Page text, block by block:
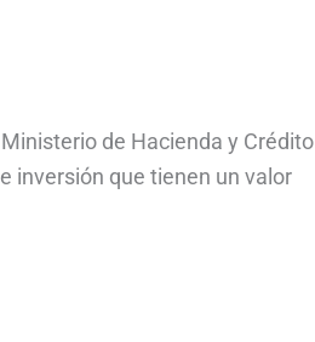
de Hacienda y Crédito
inversión que tienen un valor